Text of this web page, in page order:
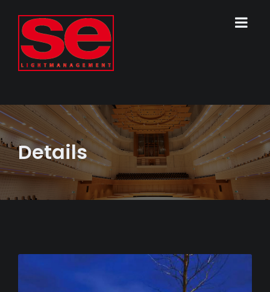
Details